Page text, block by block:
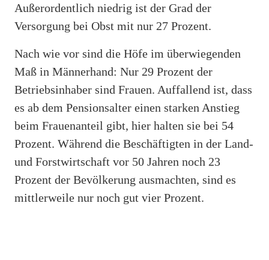
Außerordentlich niedrig ist der Grad der
Versorgung bei Obst mit nur 27 Prozent.
Nach wie vor sind die Höfe im überwiegenden
Maß in Männerhand: Nur 29 Prozent der
Betriebsinhaber sind Frauen. Auffallend ist, dass
es ab dem Pensionsalter einen starken Anstieg
beim Frauenanteil gibt, hier halten sie bei 54
Prozent. Während die Beschäftigten in der Land-
und Forstwirtschaft vor 50 Jahren noch 23
Prozent der Bevölkerung ausmachten, sind es
mittlerweile nur noch gut vier Prozent.